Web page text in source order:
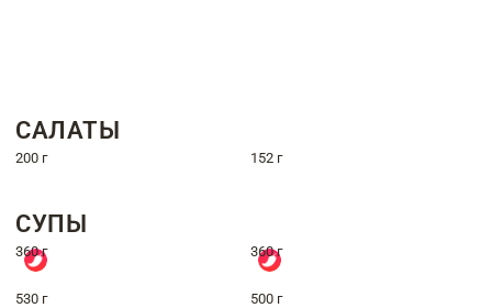
САЛАТЫ
200 г 152 г
СУПЫ
360 г 360 г
530 г 500 г